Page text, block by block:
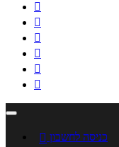






 כניסה לחשבון